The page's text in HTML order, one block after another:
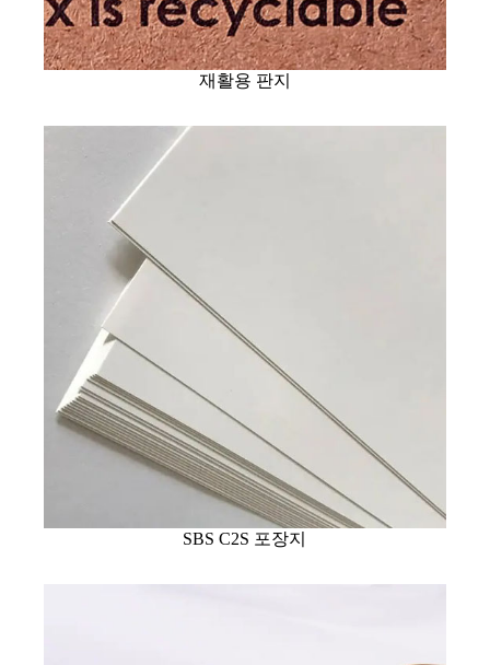
재활용 판지
SBS C2S 포장지